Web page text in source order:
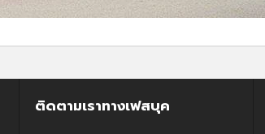
ติดตามเราทางเฟสบุค